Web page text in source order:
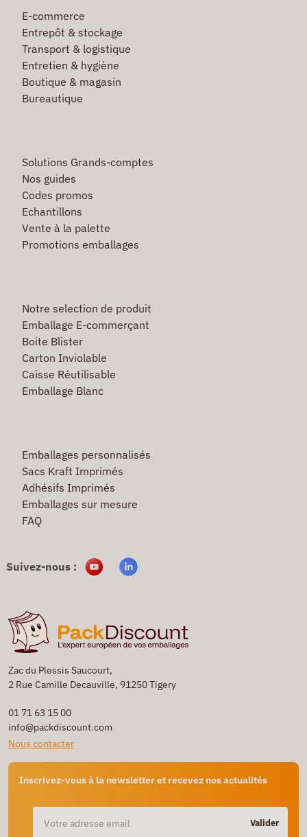
Zac du Plessis Saucourt,
2 Rue Camille Decauville, 91250 Tigery
01 71 63 15 00
info@packdiscount.com
Nous contacter
Inscrivez-vous à la newsletter et recevez nos actualités
Valider
E-commerce
Entrepôt & stockage
Transport & logistique
Entretien & hygiène
Boutique & magasin
Bureautique
Solutions Grands-comptes
Nos guides
Codes promos
Echantillons
Vente à la palette
Promotions emballages
Notre selection de produit
Emballage E-commerçant
Boite Blister
Carton Inviolable
Caisse Réutilisable
Emballage Blanc
Emballages personnalisés
Sacs Kraft Imprimés
Adhésifs Imprimés
Emballages sur mesure
FAQ
Suivez-nous :